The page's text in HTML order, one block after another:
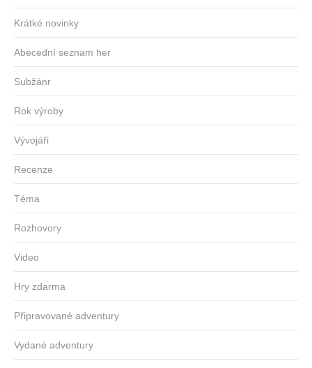
Krátké novinky
Abecední seznam her
Subžánr
Rok výroby
Vývojáři
Recenze
Téma
Rozhovory
Video
Hry zdarma
Připravované adventury
Vydané adventury